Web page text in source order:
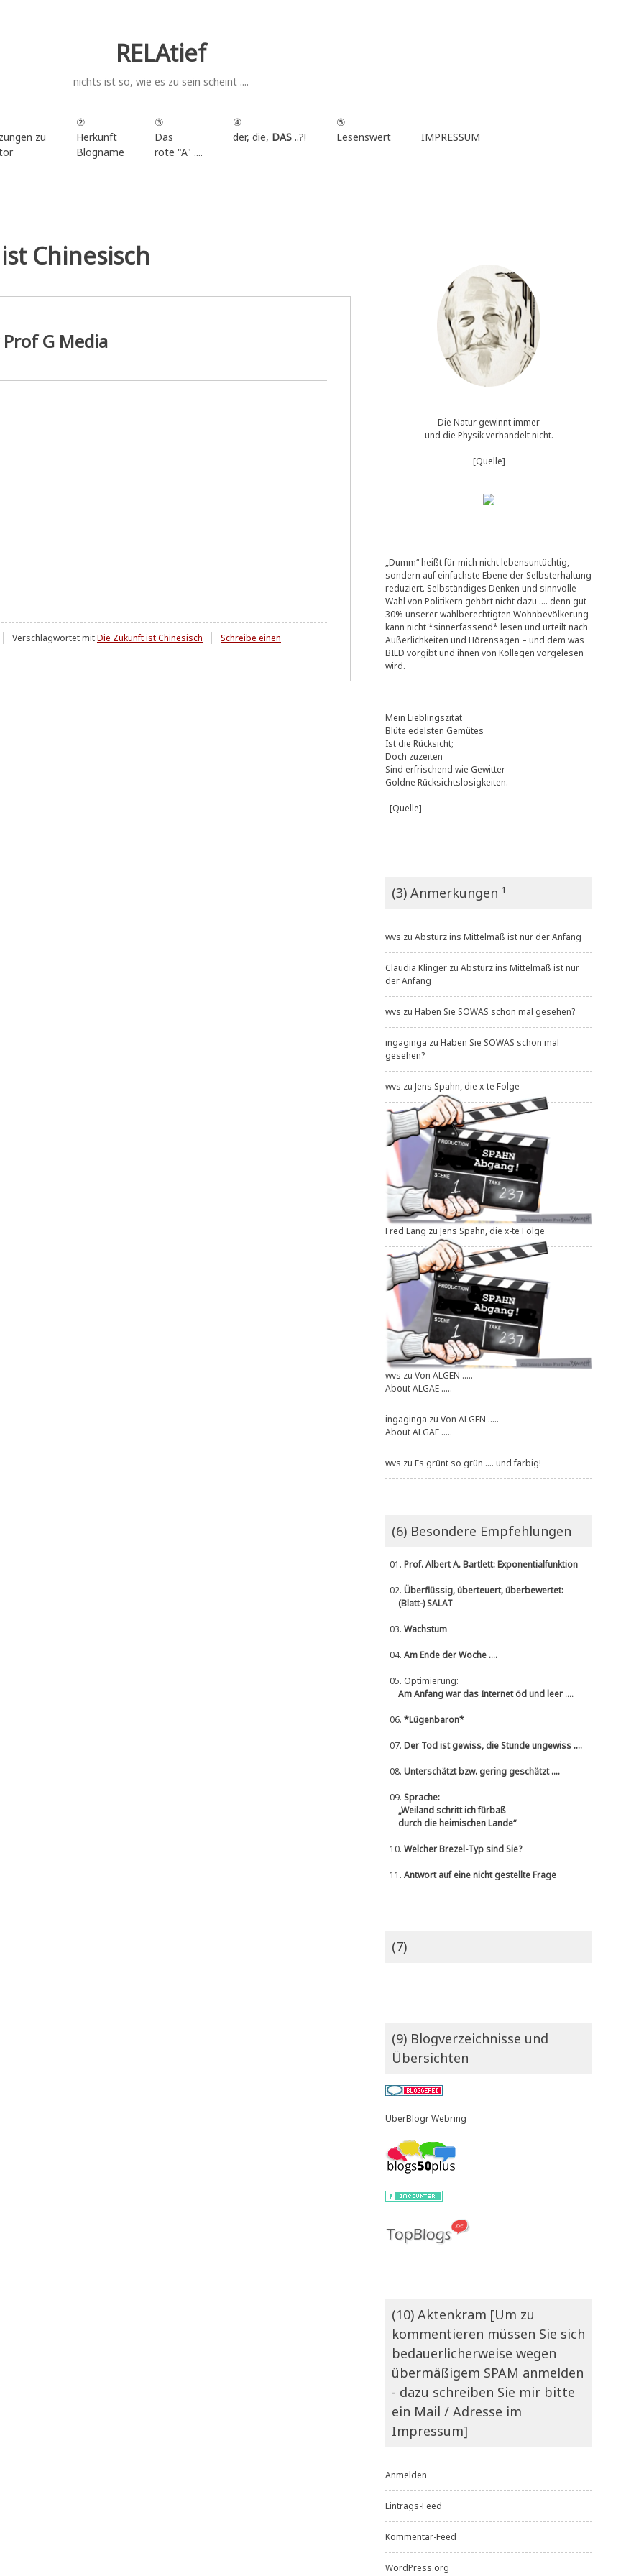
RELAtief
nichts ist so, wie es zu sein scheint ....
zu
②
Herkunft
Blogname
③
Das
rote "A" ....
④
der, die, DAS..?!
⑤
Lesenswert
IMPRESSUM
Chinesisch
G Media
Verschlagwortet mitDie Zukunft ist Chinesisch
Schreibe einen
Die Natur gewinnt immer
und die Physik verhandelt nicht.
[Quelle]
„Dumm“ heißt für mich nicht lebensuntüchtig,
sondern auf einfachste Ebene der Selbsterhaltung
reduziert. Selbständiges Denken und sinnvolle
Wahl von Politikern gehört nicht dazu …. denn gut
30% unserer wahlberechtigten Wohnbevölkerung
kann nicht *sinnerfassend* lesen und urteilt nach
Äußerlichkeiten und Hörensagen – und dem was
BILD vorgibt und ihnen von Kollegen vorgelesen
wird.
Mein Lieblingszitat
Blüte edelsten Gemütes
Ist die Rücksicht;
Doch zuzeiten
Sind erfrischend wie Gewitter
Goldne Rücksichtslosigkeiten.
[Quelle]
(3) Anmerkungen ¹
wvs zu Absturz ins Mittelmaß ist nur der Anfang
Claudia Klinger zu Absturz ins Mittelmaß ist nur
der Anfang
wvs zu Haben Sie SOWAS schon mal gesehen?
ingaginga zu Haben Sie SOWAS schon mal
gesehen?
wvs zu Jens Spahn, die x-te Folge
Fred Lang zu Jens Spahn, die x-te Folge
wvs zu Von ALGEN .....
About ALGAE .....
ingaginga zu Von ALGEN .....
About ALGAE .....
wvs zu Es grünt so grün .... und farbig!
(6) Besondere Empfehlungen
01. Prof. Albert A. Bartlett: Exponentialfunktion
02. Überflüssig, überteuert, überbewertet:
(Blatt-) SALAT
03. Wachstum
04. Am Ende der Woche ....
05. Optimierung:
Am Anfang war das Internet öd und leer ....
06. *Lügenbaron*
07. Der Tod ist gewiss, die Stunde ungewiss ....
08. Unterschätzt bzw. gering geschätzt ....
09. Sprache:
„Weiland schritt ich fürbaß
durch die heimischen Lande“
10. Welcher Brezel-Typ sind Sie?
11. Antwort auf eine nicht gestellte Frage
(7)
(9) Blogverzeichnisse und
Übersichten
UberBlogr Webring
(10) Aktenkram [Um zu
kommentieren müssen Sie sich
bedauerlicherweise wegen
übermäßigem SPAM anmelden
- dazu schreiben Sie mir bitte
ein Mail / Adresse im
Impressum]
Anmelden
Eintrags-Feed
Kommentar-Feed
WordPress.org